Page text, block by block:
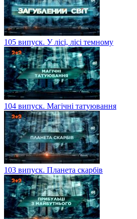
105 випуск. У лісі, лісі темному
104 випуск. Магічні татуювання
103 випуск. Планета скарбів